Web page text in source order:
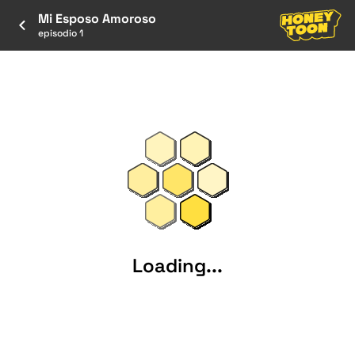
Mi Esposo Amoroso
episodio 1
Loading...